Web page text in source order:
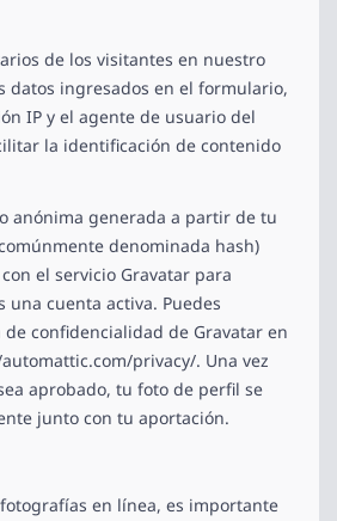
de los visitantes en nuestro
datos ingresados en el formulario,
IP y el agente de usuario del
la identificación de contenido
anónima generada a partir de tu
denominada hash)
el servicio Gravatar para
cuenta activa. Puedes
confidencialidad de Gravatar en
privacy/. Una vez
aprobado, tu foto de perfil se
junto con tu aportación.
en línea, es importante